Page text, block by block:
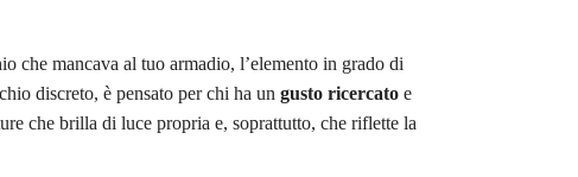
che mancava al tuo armadio, l’elemento in grado di
discreto, è pensato per chi ha un gusto ricercatoe
che brilla di luce propria e, soprattutto, che riflette la